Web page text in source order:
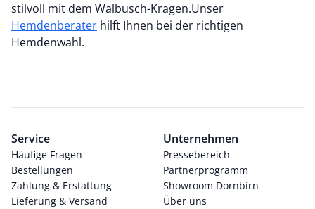
stilvoll mit dem Walbusch-Kragen.Unser
Hemdenberater
Hemdenwahl.
Service
Häufige Fragen
Bestellungen
Zahlung & Erstattung
Lieferung & Versand
Unternehmen
Pressebereich
Partnerprogramm
Showroom Dornbirn
Über uns